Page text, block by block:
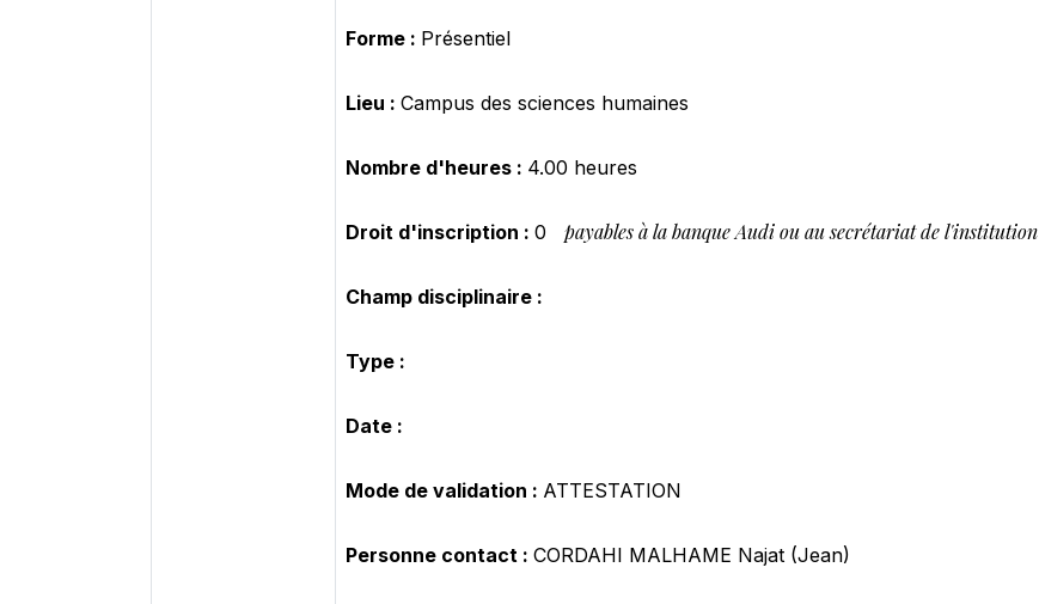
Forme : Présentiel
Lieu : Campus des sciences humaines
Nombre d'heures : 4.00 heures
Droit d'inscription : 0 payables à la banque Audi ou au secrétariat de l'institution
Champ disciplinaire :
Type :
Date :
Mode de validation : ATTESTATION
Personne contact : CORDAHI MALHAME Najat (Jean)